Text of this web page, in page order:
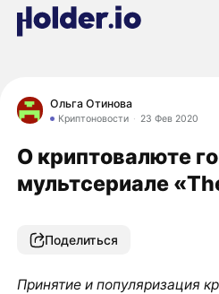
Ольга Отинова
Криптоновости 23 Фев 2020
О криптовалюте
мультсериале
Поделиться
Принятие и популяризация